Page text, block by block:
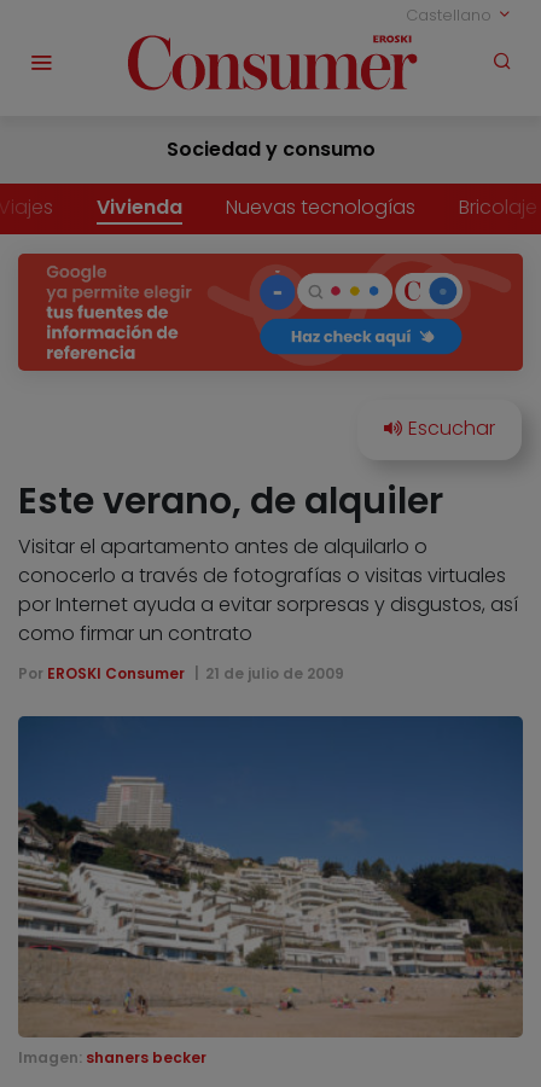
Castellano
Sociedad y consumo
Vivienda Nuevas tecnologías Bricolaje
Este verano, de alquiler
Visitar el apartamento antes de alquilarlo o
conocerlo a través de fotografías o visitas virtuales
por Internet ayuda a evitar sorpresas y disgustos, así
como firmar un contrato
Por EROSKI Consumer 21 de julio de 2009
Imagen: shaners becker